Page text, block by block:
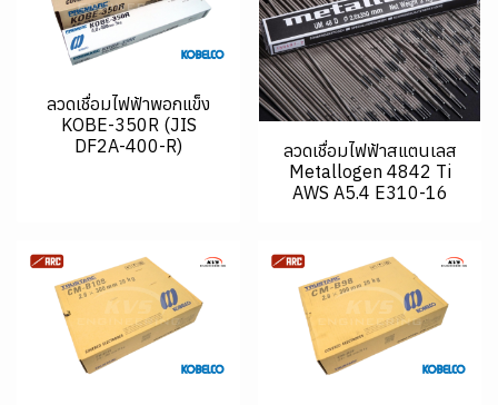
ลวดเชื่อมไฟฟ้าพอกแข็ง
KOBE-350R (JIS
DF2A-400-R)
ลวดเชื่อมไฟฟ้าสแตนเลส
Metallogen 4842 Ti
AWS A5.4 E310-16